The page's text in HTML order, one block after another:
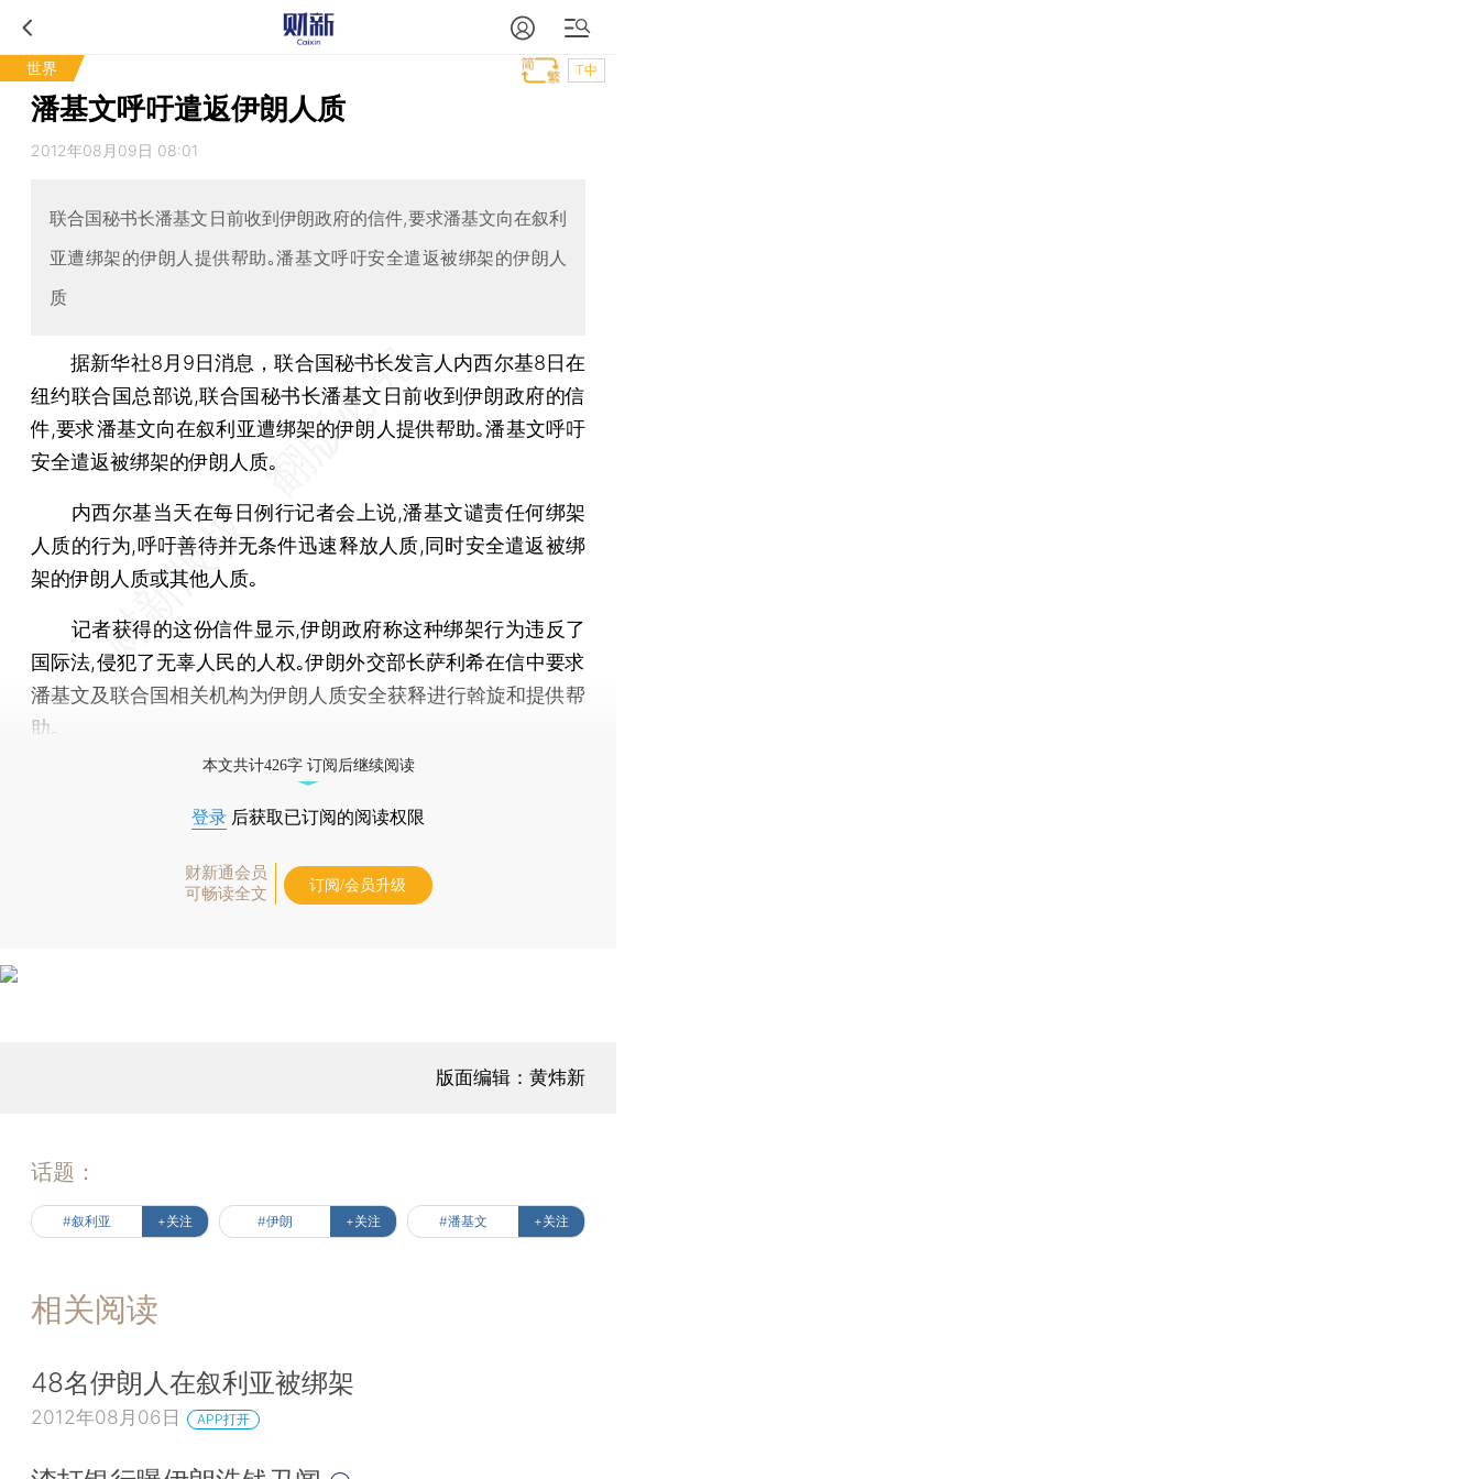
世界 T中
潘基文呼吁遣返伊朗人质
2012年08月09日 08:01
联合国秘书长潘基文日前收到伊朗政府的信件,要求潘基文向在叙利
亚遭绑架的伊朗人提供帮助｡潘基文呼吁安全遣返被绑架的伊朗人
质
据新华社8月9日消息，联合国秘书长发言人内西尔基8日在
纽约联合国总部说,联合国秘书长潘基文日前收到伊朗政府的信
件,要求潘基文向在叙利亚遭绑架的伊朗人提供帮助｡潘基文呼吁
安全遣返被绑架的伊朗人质｡
内西尔基当天在每日例行记者会上说,潘基文谴责任何绑架
人质的行为,呼吁善待并无条件迅速释放人质,同时安全遣返被绑
架的伊朗人质或其他人质｡
记者获得的这份信件显示,伊朗政府称这种绑架行为违反了
国际法,侵犯了无辜人民的人权｡伊朗外交部长萨利希在信中要求
潘基文及联合国相关机构为伊朗人质安全获释进行斡旋和提供帮
助｡
本文共计426字 订阅后继续阅读
登录 后获取已订阅的阅读权限
财新通会员
可畅读全文
订阅/会员升级
版面编辑：黄炜新
话题：
#叙利亚 +关注 #伊朗 +关注 #潘基文 +关注
相关阅读
48名伊朗人在叙利亚被绑架
2012年08月06日 APP打开